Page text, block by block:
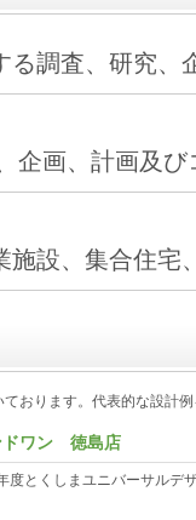
る調査、研究、
企画、計画及
施設、集合住宅
おります。代表的な設計
ドワン 徳島店
度とくしまユニバーサルデ